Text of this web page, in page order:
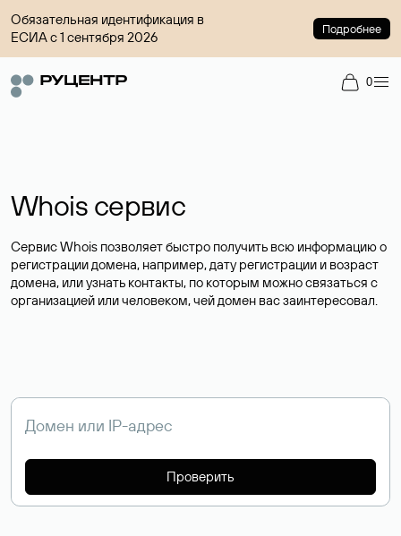
Обязательная идентификация в
ЕСИА с 1 сентября 2026
Подробнее
0
Whois сервис
Сервис Whois позволяет быстро получить всю информацию о
регистрации домена, например, дату регистрации и возраст
домена, или узнать контакты, по которым можно связаться с
организацией или человеком, чей домен вас заинтересовал.
Проверить